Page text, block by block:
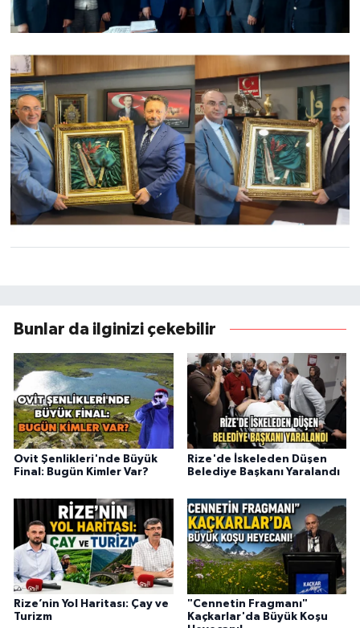
Bunlar da ilginizi çekebilir
Ovit Şenlikleri'nde Büyük
Final: Bugün Kimler Var?
Rize'de İskeleden Düşen
Belediye Başkanı Yaralandı
Rize’nin Yol Haritası: Çay ve
Turizm
"Cennetin Fragmanı"
Kaçkarlar'da Büyük Koşu